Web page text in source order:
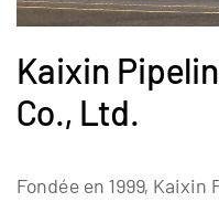
Kaixin
Co., Ltd.
Fondée en 1999, Kaixin